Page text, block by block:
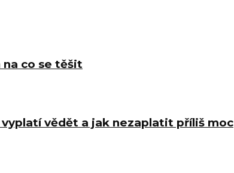
na co se těšit
vyplatí vědět a jak nezaplatit příliš moc